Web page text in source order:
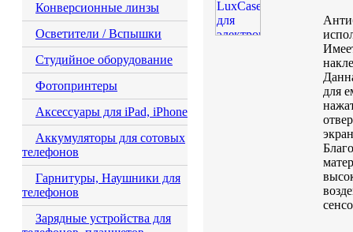
Конверсионные линзы
Осветители / Вспышки
Студийное оборудование
Фотопринтеры
Аксессуары для iPad, iPhone
Аккумуляторы для сотовых
телефонов
Гарнитуры, Наушники для
телефонов
Зарядные устройства для
для